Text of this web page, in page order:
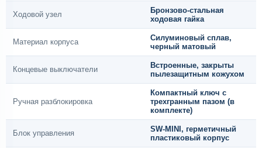
Ходовой узел
Бронзово-стальная
ходовая гайка
Материал корпуса
Силуминовый сплав,
черный матовый
Концевые выключатели
Встроенные, закрыты
пылезащитным кожухом
Ручная разблокировка
Компактный ключ с
трехгранным пазом (в
комплекте)
Блок управления
SW-MINI, герметичный
пластиковый корпус